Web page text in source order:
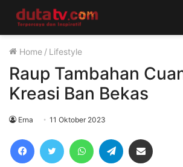
Home / Lifestyle
Raup Tambahan
Kreasi Ban Bekas
Erna 11 Oktober 2023
FacebookTwitter WhatsAppTelegram